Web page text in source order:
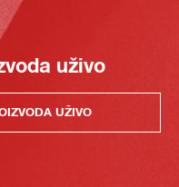
uživo
UŽIVO